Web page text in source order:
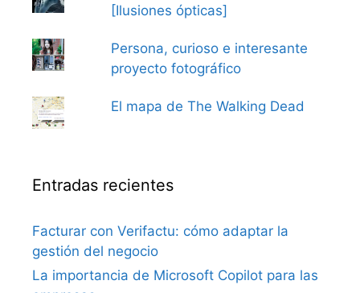
[Ilusiones ópticas]
Persona, curioso e interesante
proyecto fotográfico
El mapa de The Walking Dead
Entradas recientes
Facturar con Verifactu: cómo adaptar la
gestión del negocio
La importancia de Microsoft Copilot para las